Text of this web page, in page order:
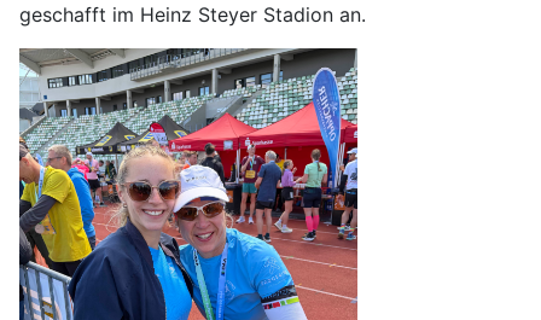
geschafft im Heinz Steyer Stadion an.